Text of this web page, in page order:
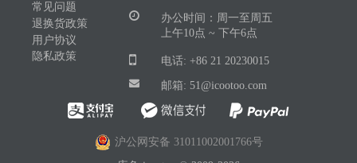
常见问题
退换货政策
用户协议
隐私政策
办公时间：周一至周五
上午10点 ~ 下午6点
电话: +86 21 20230015
邮箱: 51@icootoo.com
沪公网安备 31011002001766号